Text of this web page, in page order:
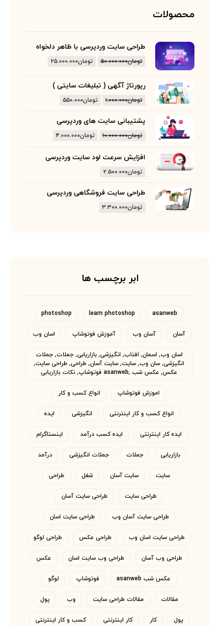
محصولات
طراحی سایت وردپرسی با ظاهر دلخواه
تومان۵۰.۰۰۰.۰۰۰ تومان۲۵.۰۰۰.۰۰۰
رپورتاژ آگهی ( تبلیغات سایتی )
تومان۱.۰۰۰.۰۰۰ تومان۵۵۰.۰۰۰
پشتیبانی سایت های وردپرسی
تومان۱۰.۰۰۰.۰۰۰ تومان۴.۰۰۰.۰۰۰
افزایش سرعت لود سایت وردپرسی
تومان۲.۵۰۰.۰۰۰
طراحی سایت فروشگاهی وردپرسی
تومان۳.۳۰۰.۰۰۰
ابر برچسب ها
asanweb
learn photoshop
photoshop
آسان آسان وب آموزش فوتوشاپ اسان وب
اسان وب٬ اسمان٬ افتاب٬ انگیزشی٬ بازاریابی٬ جملات٬ جملات
انگیزشی٬ سان وب٬ سایت٬ سایت آسان٬ طراحی٬ طراحی سایت٬
عکس٬ عکس شب asanweb٬ فوتوشاپ٬ نکات بازاریابی
اموزش فوتوشاپ انواع کسب و کار
انواع کسب و کار اینترنتی انگیزشی ایده
ایده کار اینترنتی ایده کسب درآمد اینستاگرام
بازاریابی جملات جملات انگیزشی درآمد
سایت سایت آسان شغل طراحی
طراحی سایت طراحی سایت آسان
طراحی سایت آسان وب طراحی سایت اسان
طراحی سایت اسان وب طراحی عکس طراحی لوگو
طراحی وب آسان طراحی وب سایت اسان عکس
عکس شب asanweb فوتوشاپ لوگو
مقالات مقالات طراحی سایت وب پول
پول کار کار اینترنتی کسب و کار اینترنتی